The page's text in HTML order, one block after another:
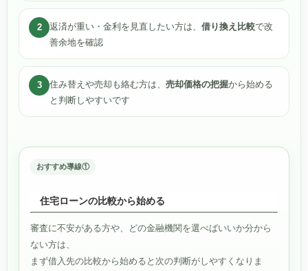
2 返済が重い・金利を見直したい方は、 借り換え比較で改
善余地を確認
3 住み替えや売却も絡む方は、 売却価格の把握から始める
と判断しやすいです
おすすめ導線①
住宅ローンの比較から始める
審査に不安がある方や、どの金融機関を選べばいいか分から
ない方は、
まず借入先の比較から始めると次の判断がしやすくなりま